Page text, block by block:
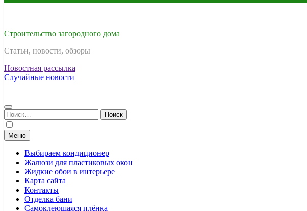
Строительство загородного дома
Статьи, новости, обзоры
Новостная рассылка
Случайные новости
Найти:
Меню
Выбираем кондиционер
Жалюзи для пластиковых окон
Жидкие обои в интерьере
Карта сайта
Контакты
Отделка бани
Самоклеющаяся плёнка